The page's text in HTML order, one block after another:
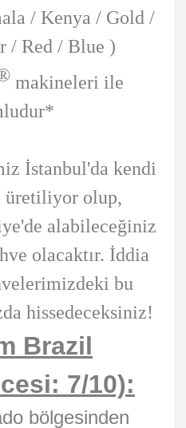
/ Kenya / Gold /
/ Red / Blue )
makineleri ile
İstanbul'da kendi
üretiliyor olup,
alabileceğiniz
olacaktır. İddia
bu
hissedeceksiniz!
Brazil
7/10):
bölgesinden